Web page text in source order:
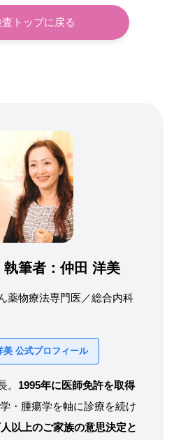
トップに戻る
執筆者：仲田 洋美
薬物療法専門医／総合内科
公式プロフィール
。 1995年に医師免許を取得
・腫瘍学を軸に診療を続け
以上のご家族の意思決定と